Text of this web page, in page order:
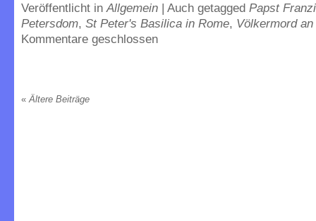
Veröffentlicht inAllgemein | Auch getagged Papst
Petersdom, St Peter's Basilica in Rome, Völkermord
Kommentare geschlossen
« Ältere Beiträge